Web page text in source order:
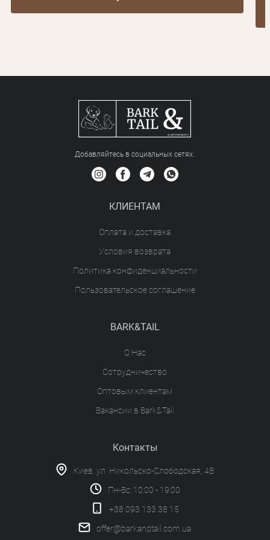
Добавляйтесь в социальных сетяx:
КЛИЕНТАМ
Оплата и доставка
Условия возврата
Политика конфиденциальности
Пользовательское соглашение
BARK&TAIL
О Нас
Сотрудничество
Оптовым клиентам
Вакансии в Bark&Tail
Контакты
Киев, ул. Никольско-Слободская, 4В
Пн-Вс: 10:00 - 19:00
+38 093 133 38 15
offer@barkandtail.com.ua